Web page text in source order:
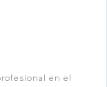
en el